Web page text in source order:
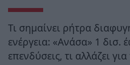
Τι σημαίνει ρήτρα
ενέργεια: «Ανάσα» 1 δισ.
επενδύσεις, τι αλλάζει